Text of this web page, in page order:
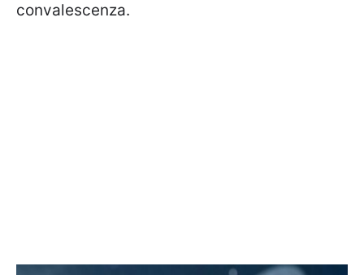
convalescenza.